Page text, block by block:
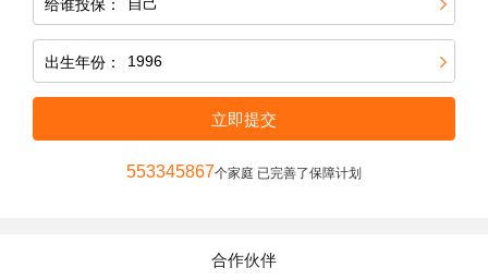
给谁投保：
出生年份：
立即提交
553345867个家庭 已完善了保障计划
合作伙伴